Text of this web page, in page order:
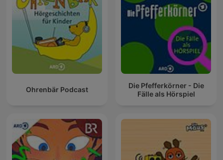
Ohrenbär Podcast
Die Pfefferkörner - Die
Fälle als Hörspiel